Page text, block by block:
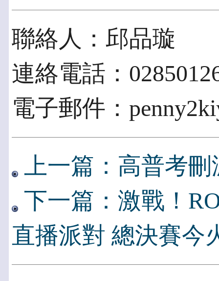
聯絡人：邱品璇
連絡電話：
電子郵件：
上一篇：高普考
下一篇：激戰！
直播派對 總決賽今